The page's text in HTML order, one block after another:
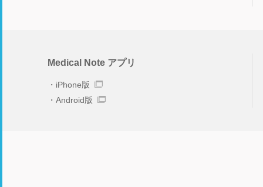
Medical Note アプリ
iPhone版
Android版